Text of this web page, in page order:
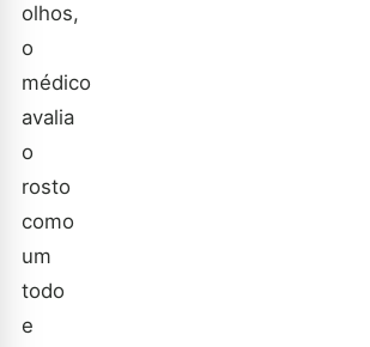
olhos,
o
médico
avalia
o
rosto
como
um
todo
e